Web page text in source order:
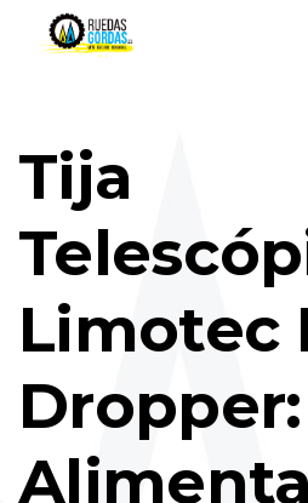
Tija
Limotec
Dropper:
Alimenta